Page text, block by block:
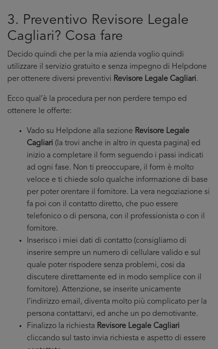
3. Preventivo Revisore Legale
Cagliari? Cosa fare
Decido quindi che per la mia azienda voglio quindi
utilizzare il servizio gratuito e senza impegno di Helpdone
per ottenere diversi preventivi Revisore Legale Cagliari.
Ecco qual’è la procedura per non perdere tempo ed
ottenere le offerte:
Vado su Helpdone alla sezione Revisore Legale
Cagliari (la trovi anche in altro in questa pagina) ed
inizio a completare il form seguendo i passi indicati
ad ogni fase. Non ti preoccupare, il form è molto
veloce e ti chiede solo qualche informazione di base
per poter orentare il fornitore. La vera negoziazione si
fa poi con il contatto diretto, che puo essere
telefonico o di persona, con il professionista o con il
fornitore.
Inserisco i miei dati di contatto (consigliamo di
inserire sempre un numero di cellulare valido e sul
quale poter rispodere senza problemi, cosi da
discutere direttamente ed in modo semplice con il
fornitore). Attenzione, se inserite unicamente
l’indirizzo email, diventa molto più complicato per la
persona contattarvi, ed anche un po demotivante.
Finalizzo la richiesta Revisore Legale Cagliari
cliccando sul tasto invia richiesta e aspetto di essere